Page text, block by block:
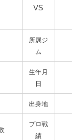
VS
所属ジ
ム
生年月
日
出身地
プロ戦
績